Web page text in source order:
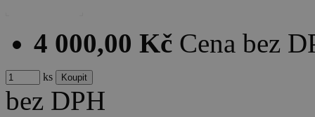
4 000,00 Kč Cena bez
ks
bez DPH